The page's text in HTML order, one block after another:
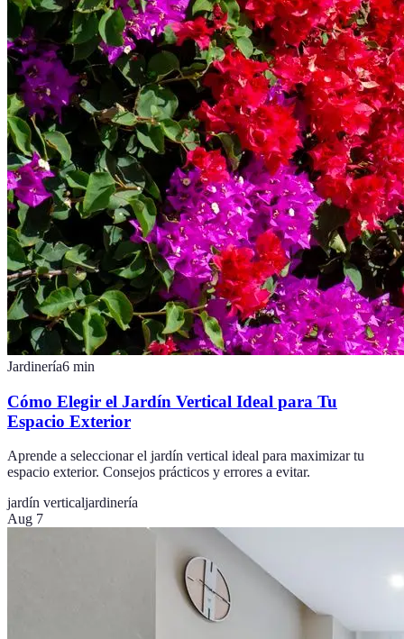
Jardinería6 min
Cómo Elegir el Jardín Vertical Ideal para Tu
Espacio Exterior
Aprende a seleccionar el jardín vertical ideal para maximizar tu
espacio exterior. Consejos prácticos y errores a evitar.
jardín verticaljardinería
Aug 7